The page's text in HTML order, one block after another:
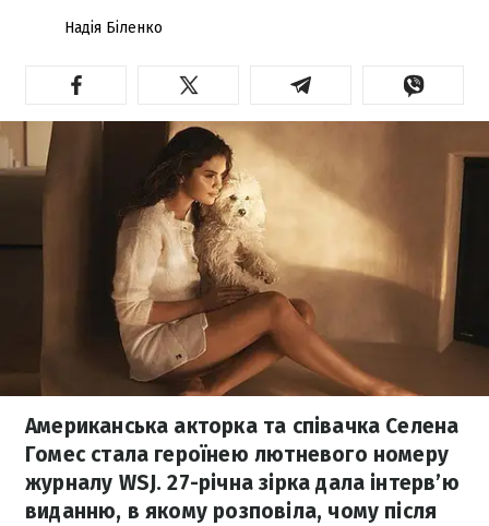
Надія Біленко
Американська акторка та співачка Селена
Гомес стала героїнею лютневого номеру
журналу WSJ. 27-річна зірка дала інтерв’ю
виданню, в якому розповіла, чому після